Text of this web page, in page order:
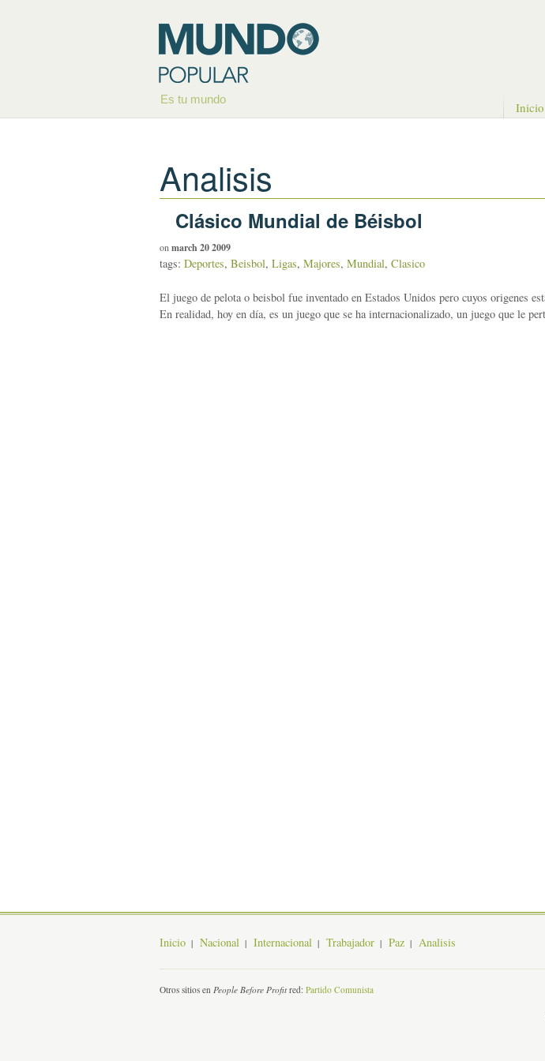
Es tu mundo
Inicio
Analisis
Clásico Mundial de Béisbol
on march 20 2009
tags: Deportes, Beisbol, Ligas, Majores, Mundial, Clasico
El juego de pelota o beisbol fue inventado en Estados Unidos pero cuyos origenes
En realidad, hoy en día, es un juego que se ha internacionalizado, un juego que le
Inicio Nacional Internacional Trabajador Paz Analisis
Otros sitios en People Before Profit red: Partido Comunista